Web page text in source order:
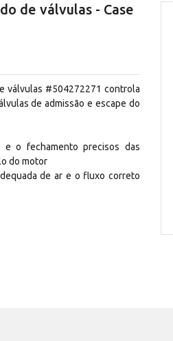
de válvulas - Case
válvulas #504272271 controla
de admissão e escape do
e o fechamento precisos das
do motor
de ar e o fluxo correto